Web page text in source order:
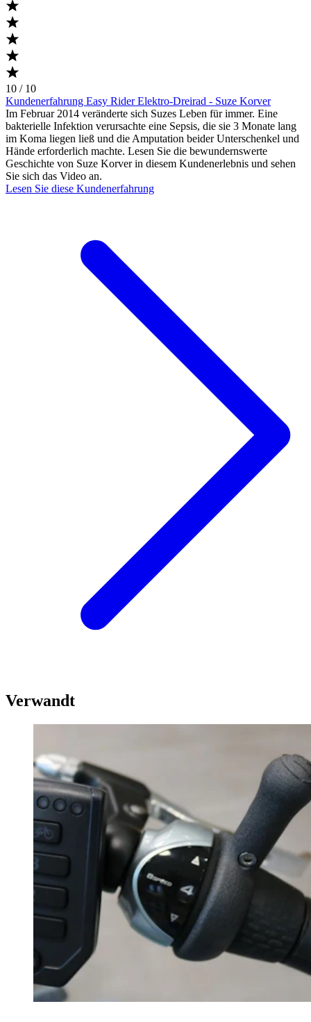
10 / 10
Kundenerfahrung Easy Rider Elektro-Dreirad - Suze Korver
Im Februar 2014 veränderte sich Suzes Leben für immer. Eine
bakterielle Infektion verursachte eine Sepsis, die sie 3 Monate lang
im Koma liegen ließ und die Amputation beider Unterschenkel und
Hände erforderlich machte. Lesen Sie die bewundernswerte
Geschichte von Suze Korver in diesem Kundenerlebnis und sehen
Sie sich das Video an.
Lesen Sie diese Kundenerfahrung
Verwandt